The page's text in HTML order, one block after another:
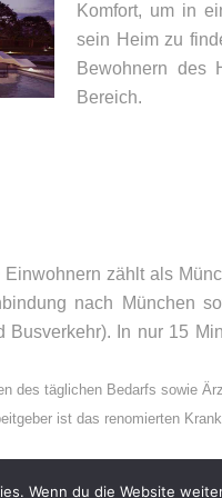
Komfort, um in
sein Heim zu
Bewohnern des
Bereich.
zählt als
nach München
Busverkehr). In nur 15
des täglichen Bedarfs sowie
ist das renomierten
Bahnhofstr. 4
85560 Ebersberg
Wenn du die Website